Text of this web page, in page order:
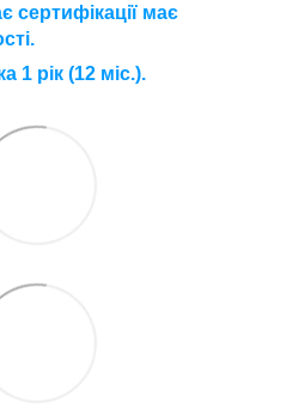
сертифікації має
1 рік (12 міс.).